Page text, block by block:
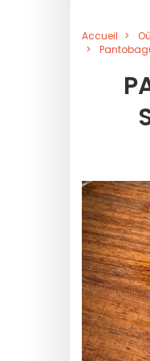
Accueil